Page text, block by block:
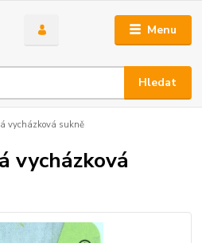
Menu
Hledat
vycházková sukně
vycházková